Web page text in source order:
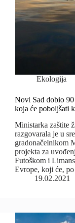
Ekologija
Novi Sad dobio
koja će poboljšati
Ministarka zaštite
razgovarala je u
gradonačelnikom
projekta za
Futoškom i
Evrope, koji će,
19.02.2021